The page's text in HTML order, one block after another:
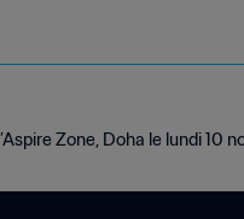
Zone, Doha le lundi 10